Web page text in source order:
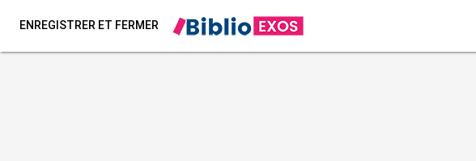
ENREGISTRER ET FERMER